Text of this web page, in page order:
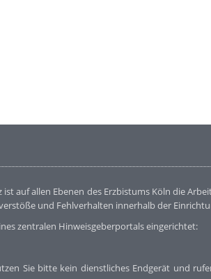
auf allen Ebenen des Erzbistums Köln die
und Fehlverhalten innerhalb der
zentralen Hinweisgeberportals eingerichtet:
Sie bitte kein dienstliches Endgerät und